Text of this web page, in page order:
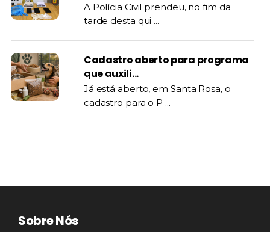
A Polícia Civil prendeu, no fim da
tarde desta qui ...
Cadastro aberto para programa
que auxili...
Já está aberto, em Santa Rosa, o
cadastro para o P ...
Sobre Nós